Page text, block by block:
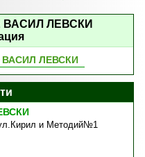
ЛЕВСКИ
ЛЕВСКИ
и Методий№1